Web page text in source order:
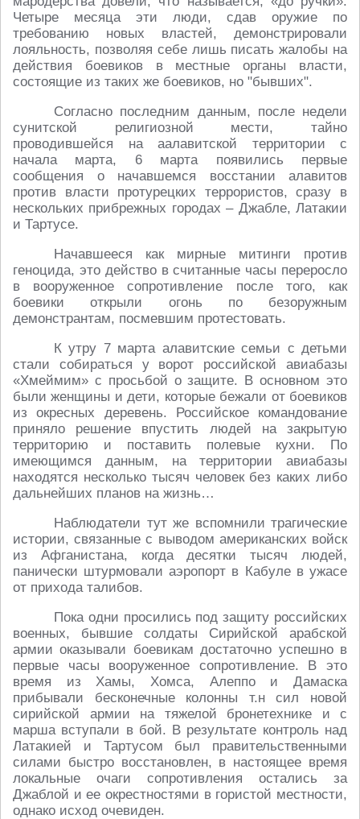
Четыре месяца эти люди, сдав оружие по
требованию новых властей, демонстрировали
лояльность, позволяя себе лишь писать жалобы на
действия боевиков в местные органы власти,
состоящие из таких же боевиков, но "бывших".
Согласно последним данным, после недели
сунитской религиозной мести, тайно
проводившейся на аалавитской территории с
начала марта, 6 марта появились первые
сообщения о начавшемся восстании алавитов
против власти протурецких террористов, сразу в
нескольких прибрежных городах – Джабле, Латакии
и Тартусе.
Начавшееся как мирные митинги против
геноцида, это действо в считанные часы переросло
в вооруженное сопротивление после того, как
боевики открыли огонь по безоружным
демонстрантам, посмевшим протестовать.
К утру 7 марта алавитские семьи с детьми
стали собираться у ворот российской авиабазы
«Хмеймим» с просьбой о защите. В основном это
были женщины и дети, которые бежали от боевиков
из окресных деревень. Российское командование
приняло решение впустить людей на закрытую
территорию и поставить полевые кухни. По
имеющимся данным, на территории авиабазы
находятся несколько тысяч человек без каких либо
дальнейших планов на жизнь…
Наблюдатели тут же вспомнили трагические
истории, связанные с выводом американских войск
из Афганистана, когда десятки тысяч людей,
панически штурмовали аэропорт в Кабуле в ужасе
от прихода талибов.
Пока одни просились под защиту российских
военных, бывшие солдаты Сирийской арабской
армии оказывали боевикам достаточно успешно в
первые часы вооруженное сопротивление. В это
время из Хамы, Хомса, Алеппо и Дамаска
прибывали бесконечные колонны т.н сил новой
сирийской армии на тяжелой бронетехнике и с
марша вступали в бой. В результате контроль над
Латакией и Тартусом был правительственными
силами быстро восстановлен, в настоящее время
локальные очаги сопротивления остались за
Джаблой и ее окрестностями в гористой местности,
однако исход очевиден.